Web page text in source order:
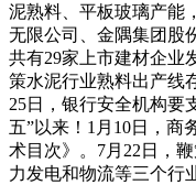
泥熟料、平板玻璃产能
无限公司、金隅集团股
共有29家上市建材企业
策水泥行业熟料出产线
25日，银行安全机构要
五”以来！1月10日，商
术目次》。7月22日，
力发电和物流等三个行